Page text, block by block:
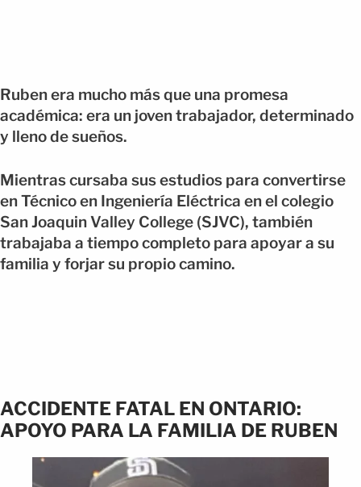
Ruben era mucho más que una promesa
académica: era un joven trabajador, determinado
y lleno de sueños.
Mientras cursaba sus estudios para convertirse
en Técnico en Ingeniería Eléctrica en el colegio
San Joaquin Valley College (SJVC), también
trabajaba a tiempo completo para apoyar a su
familia y forjar su propio camino.
ACCIDENTE FATAL EN ONTARIO:
APOYO PARA LA FAMILIA DE RUBEN